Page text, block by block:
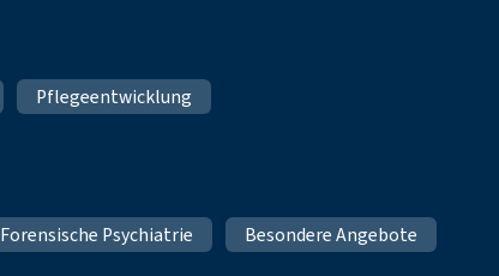
Pflegeentwicklung
Forensische Psychiatrie
Besondere Angebote